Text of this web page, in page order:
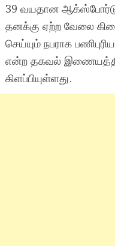
39 வயதான
தனக்கு ஏற்ற வேலை
செய்யும் நபராக
என்ற தகவல்
கிளப்பியுள்ளது.